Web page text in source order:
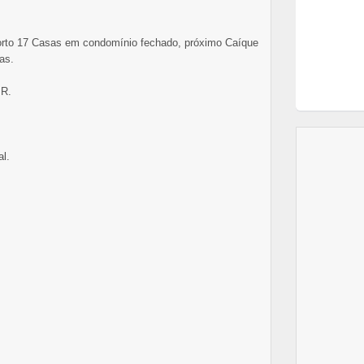
17 Casas em condomínio fechado, próximo Caíque